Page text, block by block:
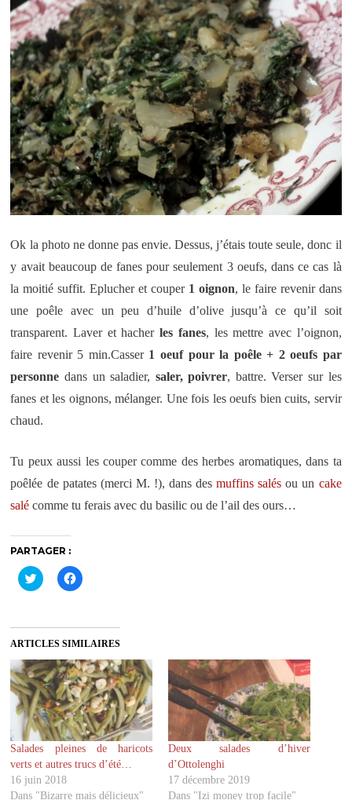
Ok la photo ne donne pas envie. Dessus, j’étais toute seule, donc il
y avait beaucoup de fanes pour seulement 3 oeufs, dans ce cas là
la moitié suffit. Eplucher et couper 1 oignon, le faire revenir dans
une poêle avec un peu d’huile d’olive jusqu’à ce qu’il soit
transparent. Laver et hacherles fanes, les mettre avec l’oignon,
faire revenir 5 min.Casser 1 oeuf pour la poêle + 2 oeufs par
personne dans un saladier, saler, poivrer, battre. Verser sur les
fanes et les oignons, mélanger. Une fois les oeufs bien cuits, servir
chaud.
Tu peux aussi les couper comme des herbes aromatiques, dans ta
poêlée de patates (merci M. !), dans desmuffins salésou un cake
salé comme tu ferais avec du basilic ou de l’ail des ours…
PARTAGER :
C
l
e
z
p
o
u
r
p
a
r
t
a
g
e
r
s
u
r
C
l
e
z
p
o
u
r
p
a
r
t
a
g
e
r
s
r
ARTICLES SIMILAIRES
Salades pleines de haricots
verts et autres trucs d’été…
16 juin 2018
Dans "Bizarre mais délicieux"
Deux salades d’hiver
d’Ottolenghi
17 décembre 2019
Dans "Izi money trop facile"